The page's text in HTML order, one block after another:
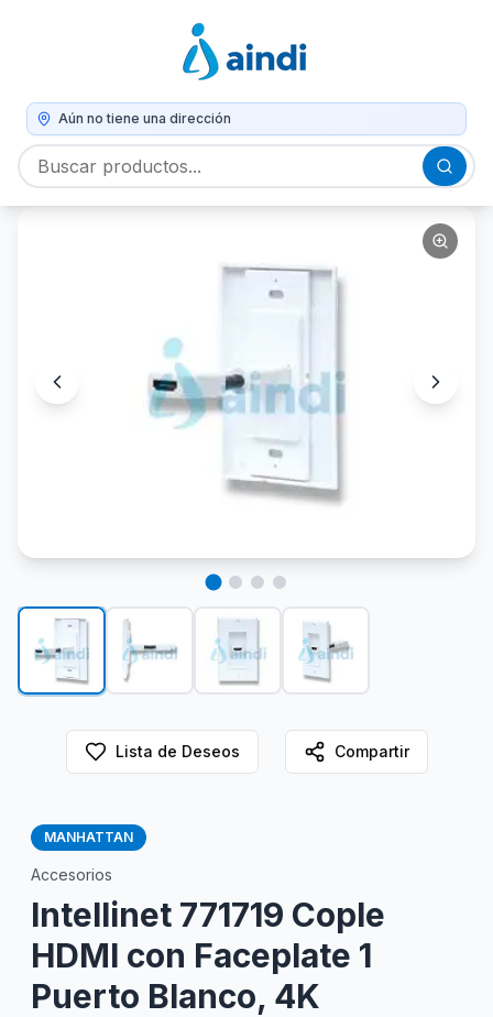
Aún no tiene una dirección
Lista de Deseos Compartir
MANHATTAN
Accesorios
Intellinet 771719 Cople
HDMI con Faceplate 1
Puerto Blanco, 4K